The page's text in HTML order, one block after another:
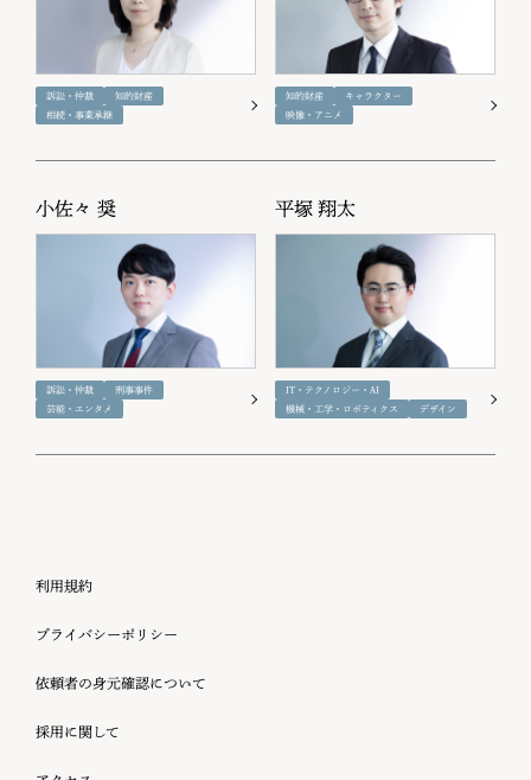
訴訟・仲裁
知的財産
相続・事業承継
知的財産
キャラクター
映像・アニメ
小佐々 奨
訴訟・仲裁
刑事事件
芸能・エンタメ
平塚 翔太
IT・テクノロジー・AI
機械・工学・ロボティクス
デザイン
利用規約
プライバシーポリシー
依頼者の身元確認について
採用に関して